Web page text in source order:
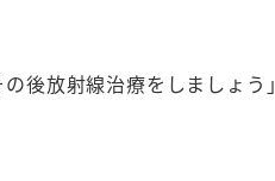
後放射線治療をしましょう」